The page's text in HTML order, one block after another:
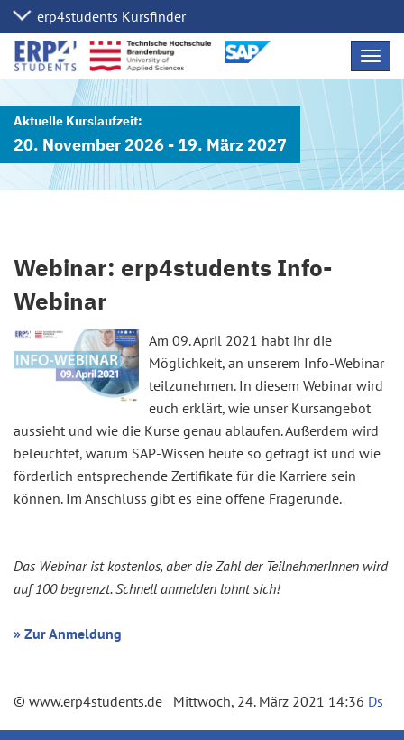
20. November 2026 - 19. März 2027
Webinar: erp4students Info-
Webinar
Am 09. April 2021 habt ihr die
Möglichkeit, an unserem Info-Webinar
teilzunehmen. In diesem Webinar wird
euch erklärt, wie unser Kursangebot
aussieht und wie die Kurse genau ablaufen. Außerdem wird
beleuchtet, warum SAP-Wissen heute so gefragt ist und wie
förderlich entsprechende Zertifikate für die Karriere sein
können. Im Anschluss gibt es eine offene Fragerunde.
Das Webinar ist kostenlos, aber die Zahl der TeilnehmerInnen wird
auf 100 begrenzt. Schnell anmelden lohnt sich!
» Zur Anmeldung
© www.erp4students.de Mittwoch, 24. März 2021 14:36 Ds